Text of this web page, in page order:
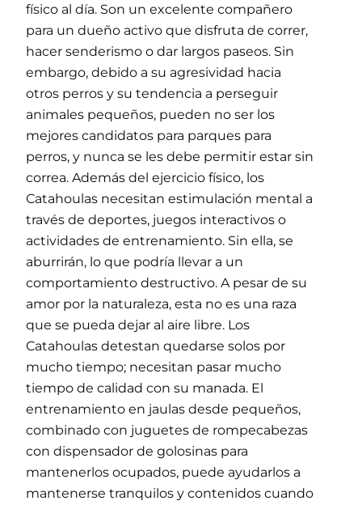
físico al día. Son un excelente compañero
para un dueño activo que disfruta de correr,
hacer senderismo o dar largos paseos. Sin
embargo, debido a su agresividad hacia
otros perros y su tendencia a perseguir
animales pequeños, pueden no ser los
mejores candidatos para parques para
perros, y nunca se les debe permitir estar sin
correa. Además del ejercicio físico, los
Catahoulas necesitan estimulación mental a
través de deportes, juegos interactivos o
actividades de entrenamiento. Sin ella, se
aburrirán, lo que podría llevar a un
comportamiento destructivo. A pesar de su
amor por la naturaleza, esta no es una raza
que se pueda dejar al aire libre. Los
Catahoulas detestan quedarse solos por
mucho tiempo; necesitan pasar mucho
tiempo de calidad con su manada. El
entrenamiento en jaulas desde pequeños,
combinado con juguetes de rompecabezas
con dispensador de golosinas para
mantenerlos ocupados, puede ayudarlos a
mantenerse tranquilos y contenidos cuando